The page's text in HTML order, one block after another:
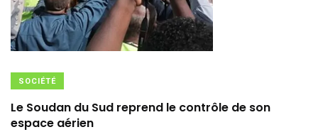
SOCIÉTÉ
Le Soudan du Sud reprend le contrôle de son
espace aérien